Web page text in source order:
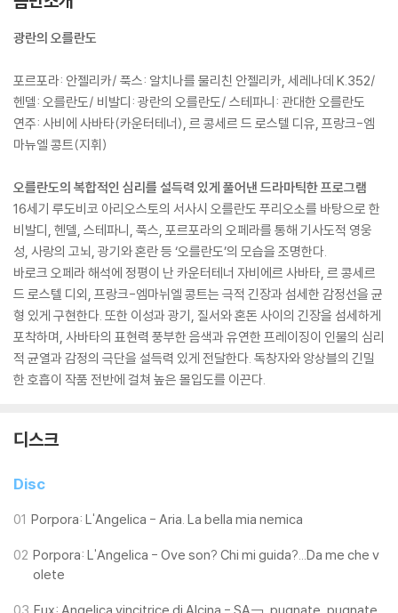
광란의 오를란도
포르포라: 안젤리카/ 푹스: 알치나를 물리친 안젤리카, 세레나데 K.352/
헨델: 오를란도/ 비발디: 광란의 오를란도/ 스테파니: 관대한 오를란도
연주: 사비에 사바타(카운터테너), 르 콩세르 드 로스텔 디유, 프랑크-엠
마뉴엘 콩트(지휘)
오를란도의 복합적인 심리를 설득력 있게 풀어낸 드라마틱한 프로그램
16세기 루도비코 아리오스토의 서사시 오를란도 푸리오소를 바탕으로 한
비발디, 헨델, 스테파니, 푹스, 포르포라의 오페라를 통해 기사도적 영웅
성, 사랑의 고뇌, 광기와 혼란 등 ‘오를란도’의 모습을 조명한다.
바로크 오페라 해석에 정평이 난 카운터테너 자비에르 사바타, 르 콩세르
드 로스텔 디외, 프랑크-엠마뉘엘 콩트는 극적 긴장과 섬세한 감정선을 균
형 있게 구현한다. 또한 이성과 광기, 질서와 혼돈 사이의 긴장을 섬세하게
포착하며, 사바타의 표현력 풍부한 음색과 유연한 프레이징이 인물의 심리
적 균열과 감정의 극단을 설득력 있게 전달한다. 독창자와 앙상블의 긴밀
한 호흡이 작품 전반에 걸쳐 높은 몰입도를 이끈다.
디스크
Disc
01 Porpora: L'Angelica - Aria. La bella mia nemica
02 Porpora: L'Angelica - Ove son? Chi mi guida?...Da me che v
olete